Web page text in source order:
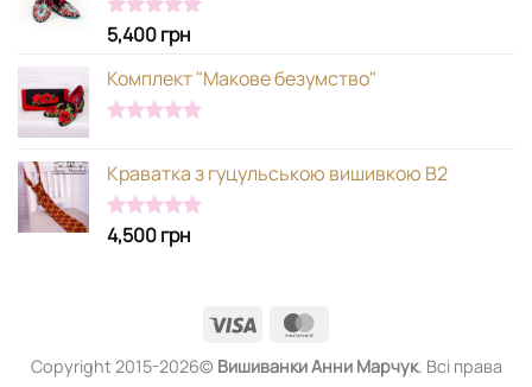
Оцінено в
з 5
5,400грн
Комплект "Макове безумство"
Краватка з гуцульською вишивкою В2
Оцінено в
з 5
4,500грн
Visa
Copyright 2015-2026© ВишиванкиАнни Марчук. Всі права